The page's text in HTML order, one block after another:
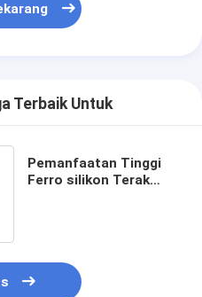
Terbaik Untuk
Pemanfaatan Tinggi
Ferro silikon Terak